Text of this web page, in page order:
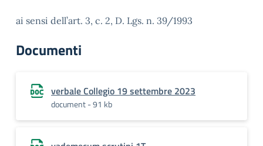
ai sensi dell’art. 3, c. 2, D. Lgs. n. 39/1993
Documenti
verbale Collegio 19 settembre 2023
document - 91 kb